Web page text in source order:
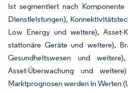
ist segmentiert nach
Dienstleistungen),
Low Energy und weitere), Asset-
stationäre Geräte und weitere),
Gesundheitswesen und
Asset-Überwachung und
Marktprognosen werden in Werten